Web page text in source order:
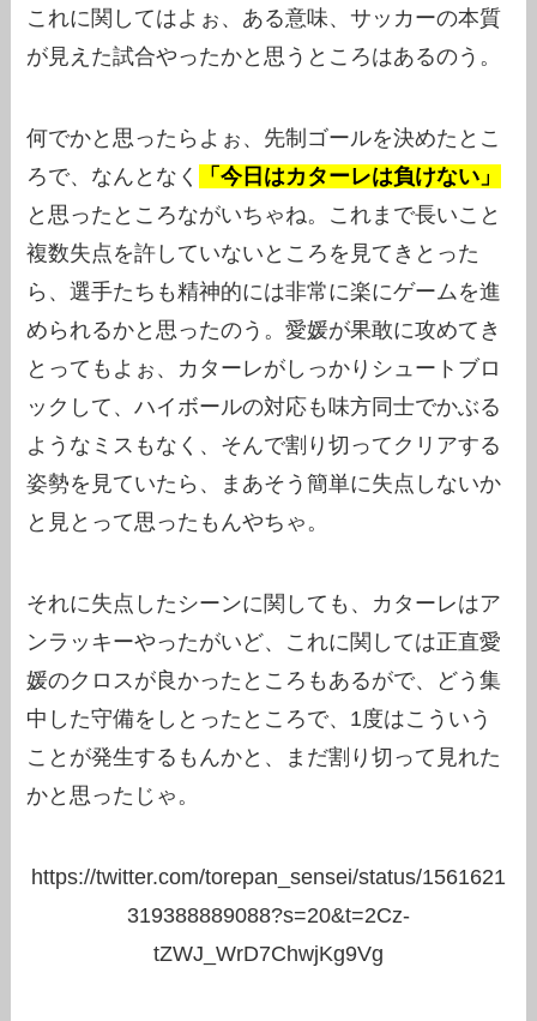
これに関してはよぉ、ある意味、サッカーの本質
が見えた試合やったかと思うところはあるのう。
何でかと思ったらよぉ、先制ゴールを決めたとこ
ろで、なんとなく
「今日はカターレは負けない」
と思ったところながいちゃね。これまで長いこと
複数失点を許していないところを見てきとった
ら、選手たちも精神的には非常に楽にゲームを進
められるかと思ったのう。愛媛が果敢に攻めてき
とってもよぉ、カターレがしっかりシュートブロ
ックして、ハイボールの対応も味方同士でかぶる
ようなミスもなく、そんで割り切ってクリアする
姿勢を見ていたら、まあそう簡単に失点しないか
と見とって思ったもんやちゃ。
それに失点したシーンに関しても、カターレはア
ンラッキーやったがいど、これに関しては正直愛
媛のクロスが良かったところもあるがで、どう集
中した守備をしとったところで、1度はこういう
ことが発生するもんかと、まだ割り切って見れた
かと思ったじゃ。
https://twitter.com/torepan_sensei/status/1561621
319388889088?s=20&t=2Cz-
tZWJ_WrD7ChwjKg9Vg